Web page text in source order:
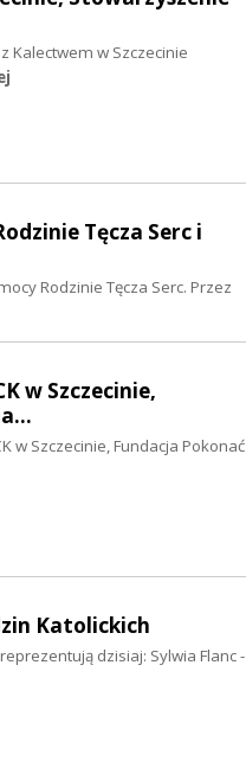
Kalectwem w Szczecinie
Tęcza Serc i
Rodzinie Tęcza Serc. Przez
w Szczecinie,
w Szczecinie, Fundacja Pokonać
Katolickich
dzisiaj: Sylwia Flanc -